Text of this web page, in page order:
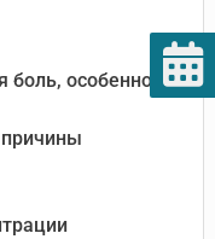
боль, особенно